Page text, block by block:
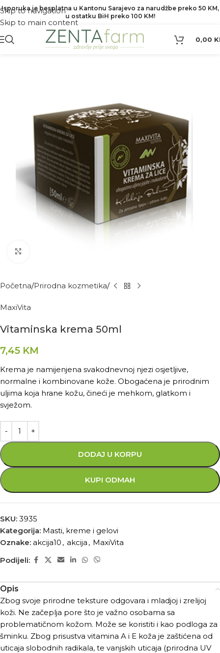
Skip to navigation
Skip to main content
Isporuka je besplatna u Kantonu Sarajevo za narudžbe preko 50 KM,
u ostatku BiH preko 100 KM!
0,00
Početna Prirodna kozmetika
MaxiVita
Vitaminska krema 50ml
7,45 KM
Krema je namijenjena svakodnevnoj njezi osjetljive,
normalne i kombinovane kože. Obogaćena je prirodnim
uljima koja hrane kožu, čineći je mehkom, glatkom i
svježom.
DODAJ U KORPU
KUPI ODMAH
SKU: 3935
Kategorija: Masti, kreme i gelovi
Oznake: akcija10 , akcija , MaxiVita
Podijeli:
Opis
Zbog svoje prirodne teksture odgovara i mladjoj i zrelijoj
koži. Ne začeplja pore što je važno osobama sa
problematičnom kožom. Može se koristiti i kao podloga za
šminku. Zbog prisustva vitamina A i E koža je zaštićena od
uticaja slobodnih radikala, te vanjskih uticaja (prirodna UV